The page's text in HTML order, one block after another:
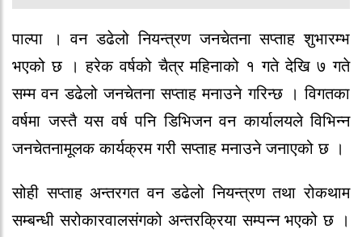
पाल्पा । वन डढेलो नियन्त्रण जनचेतना सप्ताह शुभारम्भ
भएको छ । हरेक वर्षको चैत्र महिनाको १ गते देखि ७ गते
सम्म वन डढेलो जनचेतना सप्ताह मनाउने गरिन्छ । विगतका
वर्षमा जस्तै यस वर्ष पनि डिभिजन वन कार्यालयले विभिन्न
जनचेतनामूलक कार्यक्रम गरी सप्ताह मनाउने जनाएको छ ।
सोही सप्ताह अन्तरगत वन डढेलो नियन्त्रण तथा रोकथाम
सम्बन्धी सरोकारवालसंगको अन्तरक्रिया सम्पन्न भएको छ ।